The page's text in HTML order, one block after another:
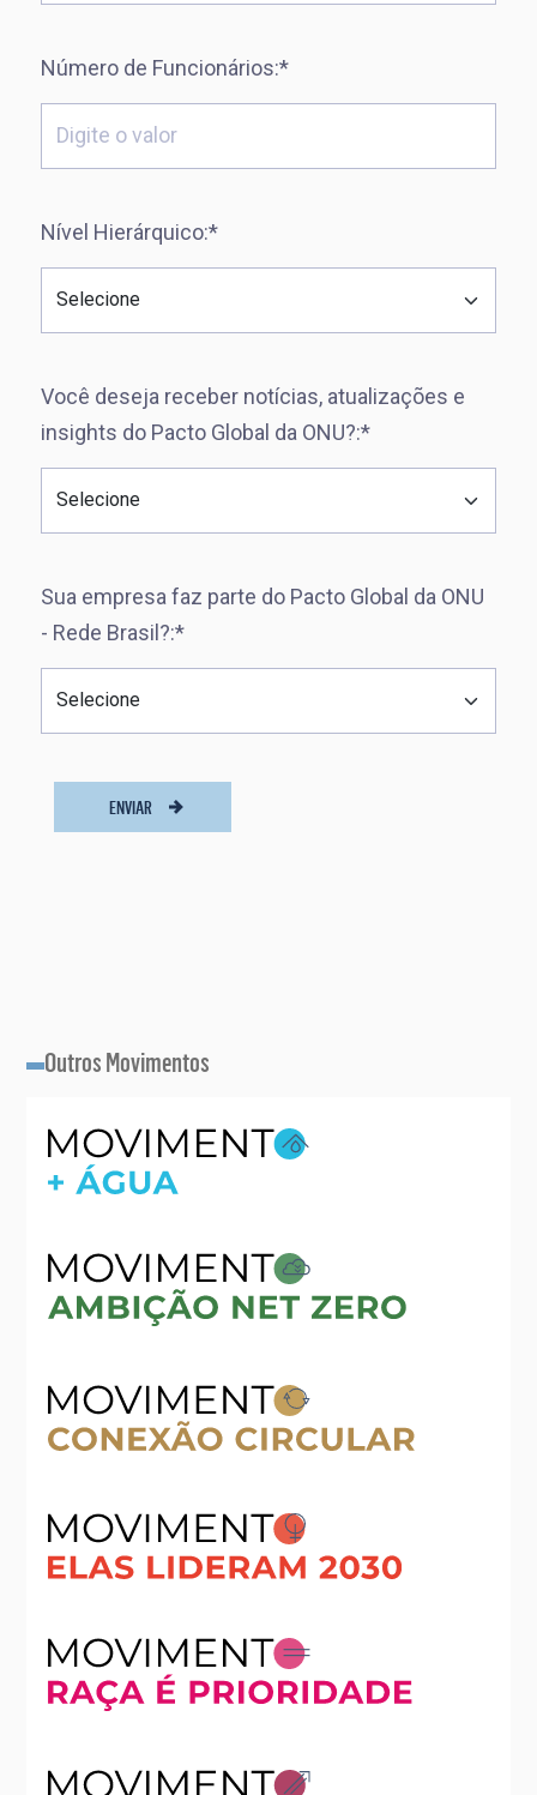
Número de Funcionários:*
Nível Hierárquico:*
Você deseja receber notícias, atualizações e
insights do Pacto Global da ONU?:*
Sua empresa faz parte do Pacto Global da ONU
- Rede Brasil?:*
ENVIAR
Outros Movimentos